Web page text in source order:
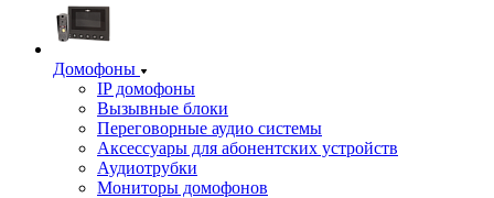
Домофоны
IP домофоны
Вызывные блоки
Переговорные аудио системы
Аксессуары для абонентских устройств
Аудиотрубки
Мониторы домофонов